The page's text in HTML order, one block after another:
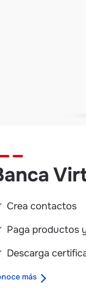
Crea contactos
Paga productos
Descarga
más